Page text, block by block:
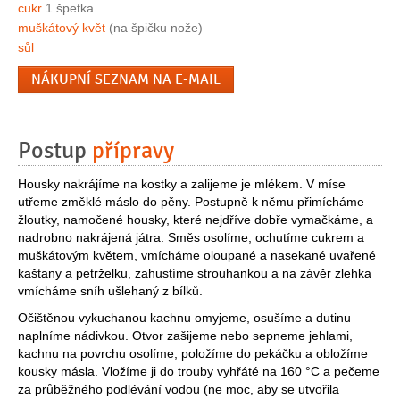
cukr 1 špetka
muškátový květ (na špičku nože)
sůl
NÁKUPNÍ SEZNAM NA E-MAIL
Postup přípravy
Housky nakrájíme na kostky a zalijeme je mlékem. V míse
utřeme změklé máslo do pěny. Postupně k němu přimícháme
žloutky, namočené housky, které nejdříve dobře vymačkáme, a
nadrobno nakrájená játra. Směs osolíme, ochutíme cukrem a
muškátovým květem, vmícháme oloupané a nasekané uvařené
kaštany a petrželku, zahustíme strouhankou a na závěr zlehka
vmícháme sníh ušlehaný z bílků.
Očištěnou vykuchanou kachnu omyjeme, osušíme a dutinu
naplníme nádivkou. Otvor zašijeme nebo sepneme jehlami,
kachnu na povrchu osolíme, položíme do pekáčku a obložíme
kousky másla. Vložíme ji do trouby vyhřáté na 160 °C a pečeme
za průběžného podlévání vodou (ne moc, aby se utvořila